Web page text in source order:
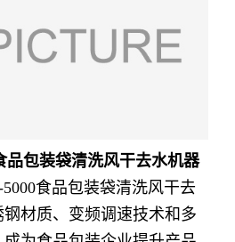
品包装袋清洗风干去水机器
食品包装袋清洗风干去
材质、变频调速技术和多